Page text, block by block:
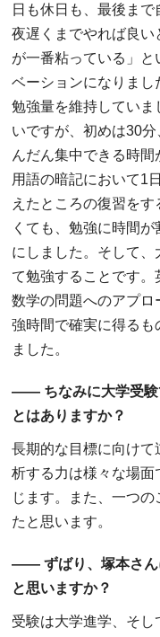
日も休日も、最後まで
夜遅くまでやれば良
が一番粘っている」
ベーションになりま
勉強量を維持していま
いですが、初めは30
んだん集中できる時
用語の暗記において1
えたところの復習を
くても、勉強に時間
にしました。そして
て勉強することです。
数学の問題へのアプ
強時間で確実に得るも
ました。
―― ちなみに大学受験
とはありますか？
長期的な目標に向け
析する力は様々な場
じます。また、一つ
たと思います。
―― ずばり、塚本さん
と思いますか？
受験は大学進学、そ